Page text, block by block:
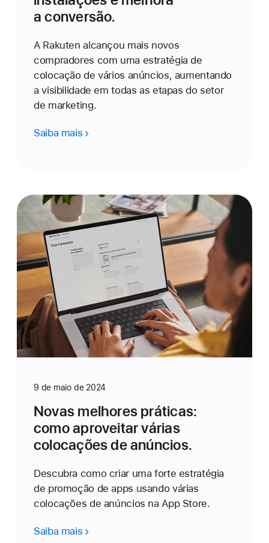
a conversão.
A Rakuten alcançou mais novos
compradores com uma estratégia de
colocação de vários anúncios, aumentando
a visibilidade em todas as etapas do setor
de marketing.
Saiba mais
9 de maio de 2024
Novas melhores práticas:
como aproveitar várias
colocações de anúncios.
Descubra como criar uma forte estratégia
de promoção de apps usando várias
colocações de anúncios na App Store.
Saiba mais